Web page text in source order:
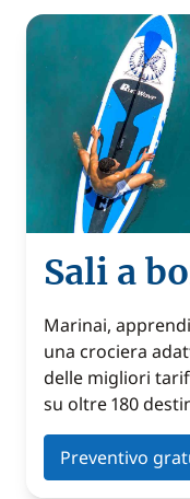
Sali a
Marinai,
una crociera
delle migliori
su oltre 180
Preventivo